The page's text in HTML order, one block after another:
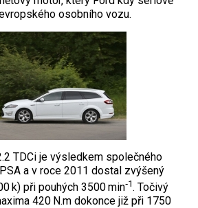
osobního vozu.
TDCi je výsledkem společného
a v roce 2011 dostal zvýšený
k) při pouhých 3500 min‑1. Točivý
420 N.m dokonce již při 1750